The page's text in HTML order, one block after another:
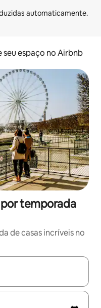
seu espaço no Airbnb
temporada
de casas incríveis no
explore-os